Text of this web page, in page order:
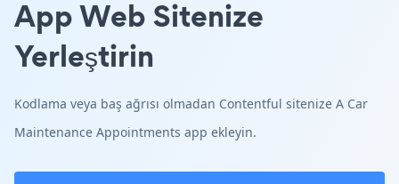
App Web Sitenize
Yerleştirin
Kodlama veya baş ağrısı olmadan Contentful sitenize A Car
Maintenance Appointments app ekleyin.